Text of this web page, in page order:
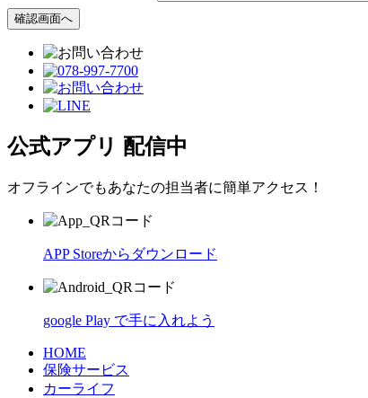
公式アプリ 配信中
オフラインでもあなたの担当者に簡単アクセス！
APP Storeからダウンロード
google Play で手に入れよう
HOME
保険サービス
カーライフ